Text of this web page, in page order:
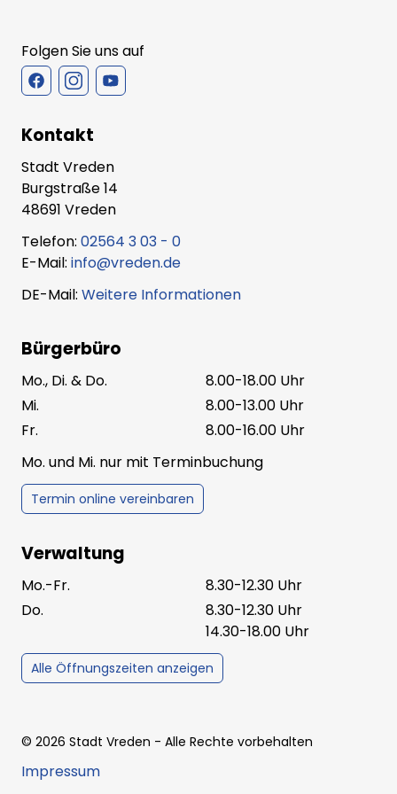
Folgen Sie uns auf
Kontakt
Stadt Vreden
Burgstraße 14
48691 Vreden
Telefon: 02564 3 03 - 0
E-Mail: info@vreden.de
DE-Mail: Weitere Informationen
Bürgerbüro
Mo., Di. & Do.
8.00-18.00 Uhr
Mi.
8.00-13.00 Uhr
Fr.
8.00-16.00 Uhr
Mo. und Mi. nur mit Terminbuchung
Termin online vereinbaren
Verwaltung
Mo.-Fr.
8.30-12.30 Uhr
Do.
8.30-12.30 Uhr
14.30-18.00 Uhr
Alle Öffnungszeiten anzeigen
© 2026 Stadt Vreden - Alle Rechte vorbehalten
Impressum